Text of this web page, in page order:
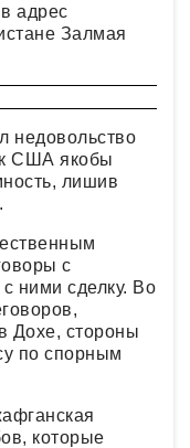
адрес
Залмая
недовольство
США якобы
лишив
с
ними сделку. Во
Дохе, стороны
по спорным
которые